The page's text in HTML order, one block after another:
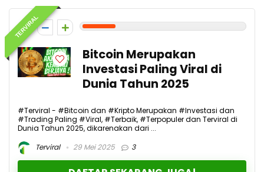
TERVIRAL
2
Bitcoin Merupakan
Investasi Paling Viral di
Dunia Tahun 2025
#Terviral - #Bitcoin dan #Kripto Merupakan #Investasi dan
#Trading Paling #Viral, #Terbaik, #Terpopuler dan Terviral di
Dunia Tahun 2025, dikarenakan dari ...
Terviral
29 Mei 2025 3